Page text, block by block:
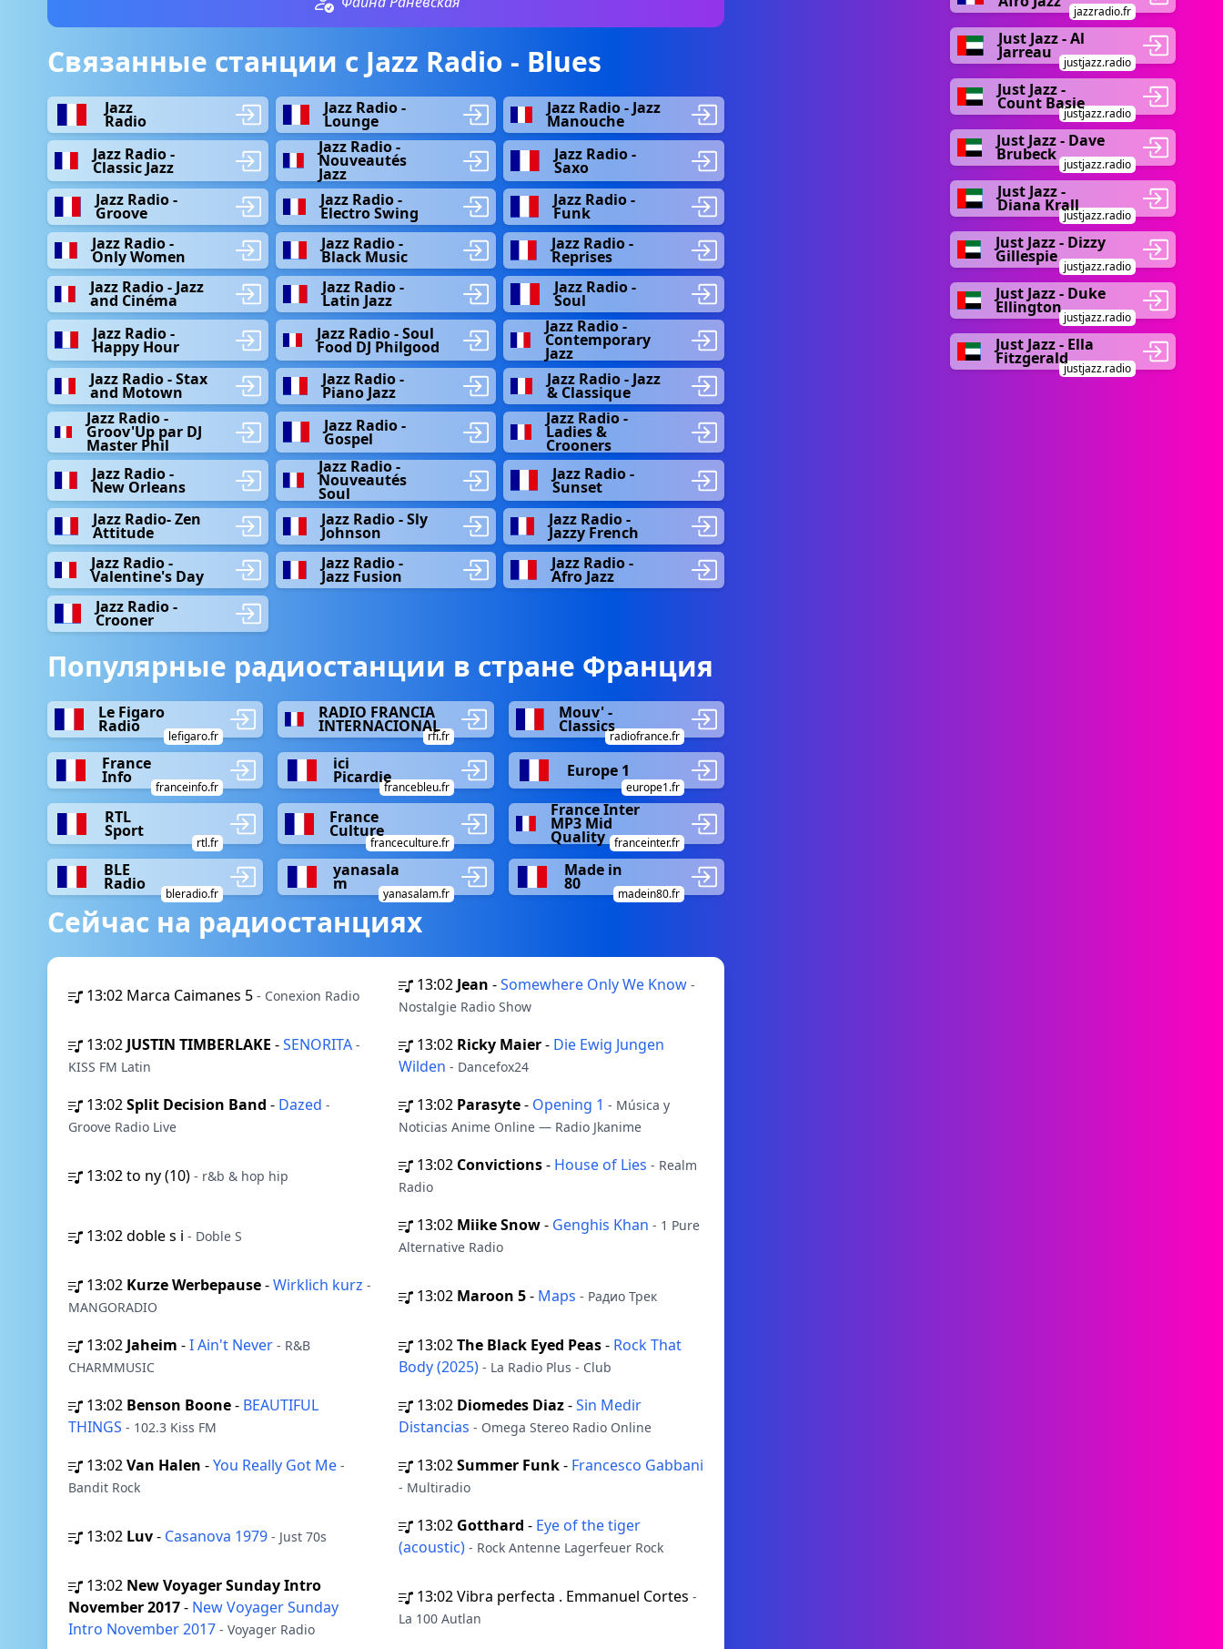
Связанные станции с Jazz Radio - Blues
Jazz
Radio
Jazz Radio -
Lounge
Jazz Radio - Jazz
Manouche
Jazz Radio -
Classic Jazz
Jazz Radio -
Nouveautés
Jazz
Jazz Radio -
Saxo
Jazz Radio -
Groove
Jazz Radio -
Electro Swing
Jazz Radio -
Funk
Jazz Radio -
Only Women
Jazz Radio -
Black Music
Jazz Radio -
Reprises
Jazz Radio - Jazz
and Cinéma
Jazz Radio -
Latin Jazz
Jazz Radio -
Soul
Jazz Radio -
Happy Hour
Jazz Radio - Soul
Food DJ Philgood
Jazz Radio -
Contemporary
Jazz
Jazz Radio - Stax
and Motown
Jazz Radio -
Piano Jazz
Jazz Radio - Jazz
& Classique
Jazz Radio -
Groov'Up par DJ
Master Phil
Jazz Radio -
Gospel
Jazz Radio -
Ladies &
Crooners
Jazz Radio -
New Orleans
Jazz Radio -
Nouveautés
Soul
Jazz Radio -
Sunset
Jazz Radio- Zen
Attitude
Jazz Radio - Sly
Johnson
Jazz Radio -
Jazzy French
Jazz Radio -
Valentine's Day
Jazz Radio -
Jazz Fusion
Jazz Radio -
Afro Jazz
Jazz Radio -
Crooner
Популярные радиостанции в стране Франция
Le Figaro
Radio
lefigaro.fr
RADIO FRANCIA
INTERNACIONAL
rfi.fr
Mouv' -
Classics
radiofrance.fr
France
Info
franceinfo.fr
ici
Picardie
francebleu.fr
Europe 1
europe1.fr
RTL
Sport
rtl.fr
France
Culture
franceculture.fr
France Inter
MP3 Mid
Quality franceinter.fr
BLE
Radio
bleradio.fr
yanasala
m
yanasalam.fr
Made in
80
madein80.fr
Сейчас на радиостанциях
13:02 Marca Caimanes 5 - Conexion Radio
13:02 Jean -Somewhere Only We Know -
Nostalgie Radio Show
13:02 JUSTIN TIMBERLAKE -SENORITA -
KISS FM Latin
13:02 Ricky Maier- Die Ewig Jungen
Wilden - Dancefox24
13:02Split Decision Band - Dazed -
Groove Radio Live
13:02 Parasyte- Opening 1 - Música y
Noticias Anime Online — Radio Jkanime
13:02to ny (10) - r&b & hop hip
13:02 Convictions- House of Lies - Realm
Radio
13:02doble s i - Doble S
13:02 Miike Snow- Genghis Khan - 1 Pure
Alternative Radio
13:02 Kurze Werbepause-Wirklich kurz -
MANGORADIO
13:02 Maroon 5- Maps - Радио Трек
13:02 Jaheim -I Ain't Never - R&B
CHARMMUSIC
13:02The Black Eyed Peas- Rock That
Body (2025) - La Radio Plus - Club
13:02 Benson Boone- BEAUTIFUL
THINGS - 102.3 Kiss FM
13:02 Diomedes Diaz-Sin Medir
Distancias - Omega Stereo Radio Online
13:02Van Halen -You Really Got Me -
Bandit Rock
13:02Summer Funk- Francesco Gabbani
- Multiradio
13:02 Luv- Casanova 1979 - Just 70s
13:02 Gotthard - Eye of the tiger
(acoustic) - Rock Antenne Lagerfeuer Rock
13:02 New Voyager Sunday Intro
November 2017- New Voyager Sunday
Intro November 2017 - Voyager Radio
13:02Vibra perfecta . Emmanuel Cortes -
La 100 Autlan
jazzradio.fr
Just Jazz - Al
Jarreau
justjazz.radio
Just Jazz -
Count Basie
justjazz.radio
Just Jazz - Dave
Brubeck
justjazz.radio
Just Jazz -
Diana Krall
justjazz.radio
Just Jazz - Dizzy
Gillespie
justjazz.radio
Just Jazz - Duke
Ellington
justjazz.radio
Just Jazz - Ella
Fitzgerald
justjazz.radio